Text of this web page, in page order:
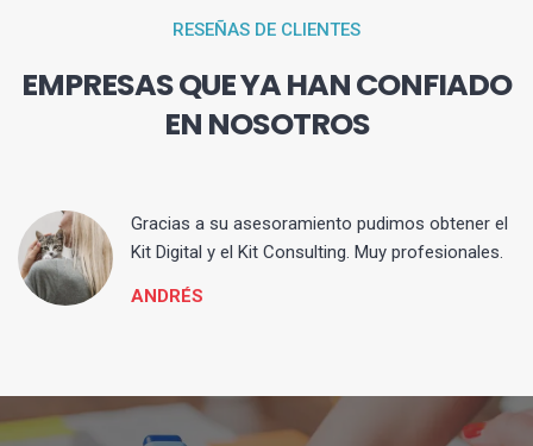
RESEÑAS DE CLIENTES
EMPRESAS QUE YA HAN CONFIADO
EN NOSOTROS
Gracias a su asesoramiento pudimos obtener el
Kit Digital y el Kit Consulting. Muy profesionales.
ANDRÉS